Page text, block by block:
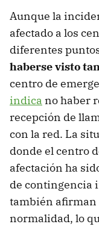
Aunque la
afectado a los
diferentes
haberse visto
centro de
indica no haber
recepción de
con la red. La
donde el centro
afectación ha
de contingencia
también afirman
normalidad, lo